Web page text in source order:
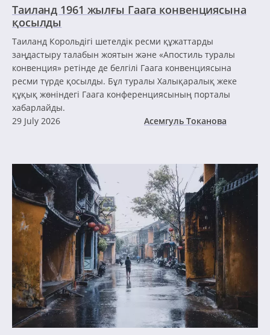
Таиланд 1961 жылғы Гаага конвенциясына
қосылды
Таиланд Корольдігі шетелдік ресми құжаттарды
заңдастыру талабын жоятын және «Апостиль туралы
конвенция» ретінде де белгілі Гаага конвенциясына
ресми түрде қосылды. Бұл туралы Халықаралық жеке
құқық жөніндегі Гаага конференциясының порталы
хабарлайды.
29 July 2026
Асемгуль Токанова